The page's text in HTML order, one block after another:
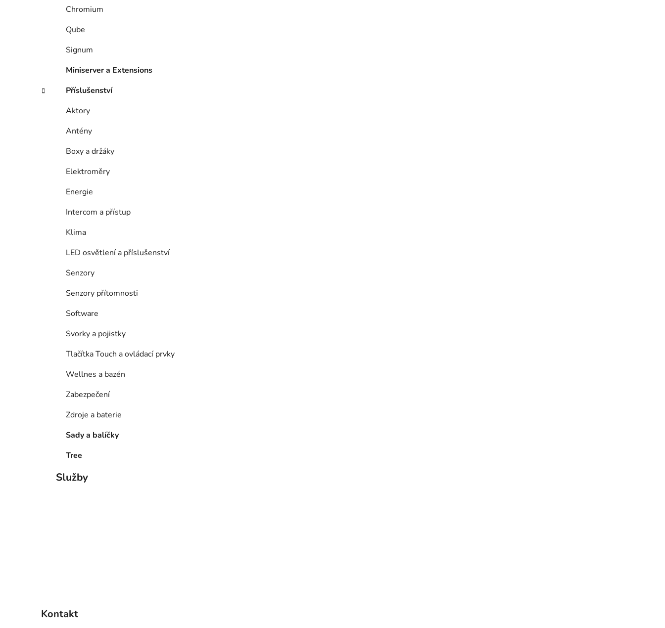
Chromium
Qube
Signum
Miniserver a Extensions
Příslušenství
Aktory
Antény
Boxy a držáky
Elektroměry
Energie
Intercom a přístup
Klima
LED osvětlení a příslušenství
Senzory
Senzory přítomnosti
Software
Svorky a pojistky
Tlačítka Touch a ovládací prvky
Wellnes a bazén
Zabezpečení
Zdroje a baterie
Sady a balíčky
Tree
Služby
Kontakt